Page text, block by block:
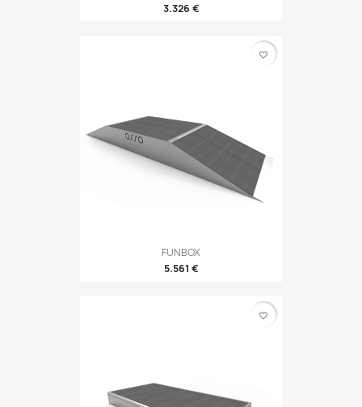
3.326 €
FUNBOX
5.561 €
favorite_border
favorite_border